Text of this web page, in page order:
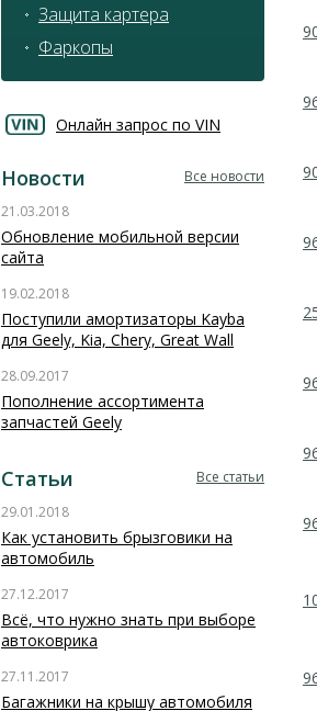
Защита картера
Фаркопы
Онлайн запрос по VIN
Новости
Все новости
21.03.2018
Обновление мобильной версии
сайта
19.02.2018
Поступили амортизаторы Kayba
для Geely, Kia, Chery, Great Wall
28.09.2017
Пополнение ассортимента
запчастей Geely
Статьи
Все статьи
29.01.2018
Как установить брызговики на
автомобиль
27.12.2017
Всё, что нужно знать при выборе
автоковрика
27.11.2017
Багажники на крышу автомобиля